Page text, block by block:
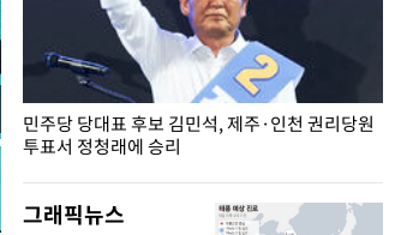
민주당 당대표 후보 김민석, 제주·인천 권리당원
투표서 정청래에 승리
그래픽뉴스